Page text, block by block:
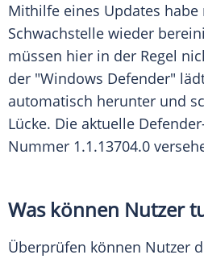
Mithilfe eines Updates
Schwachstelle wieder
müssen hier in der Regel
der "Windows Defender"
automatisch herunter und
Lücke. Die aktuelle
Nummer 1.1.13704.0
Was können Nutzer
Überprüfen können Nutzer